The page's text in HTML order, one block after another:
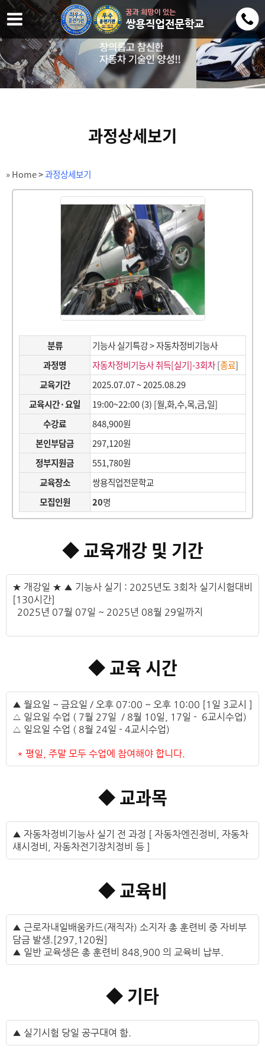
과정상세보기
» Home>과정상세보기
분류
기능사 실기특강 > 자동차정비기능사
과정명
자동차정비기능사 취득[실기]-3회차[종료]
교육기간
2025.07.07 ~ 2025.08.29
교육시간·요일
19:00~22:00 (3) [월,화,수,목,금,일]
수강료
848,900원
본인부담금
297,120원
정부지원금
551,780원
교육장소
쌍용직업전문학교
모집인원
20명
◆ 교육개강 및 기간
★ 개강일 ★ ▲ 기능사 실기 : 2025년도 3회차 실기시험대비
[130시간]
2025년 07월 07일 ~ 2025년 08월 29일까지
◆ 교육 시간
▲ 월요일 ~ 금요일 / 오후 07:00 ~ 오후 10:00 [1일 3교시 ]
△ 일요일 수업 ( 7월 27일 / 8월 10일, 17일 - 6교시수업)
△ 일요일 수업 ( 8월 24일 - 4교시수업)
* 평일, 주말 모두 수업에 참여해야 합니다.
◆ 교과목
▲ 자동차정비기능사 실기 전 과정 [ 자동차엔진정비, 자동차
섀시정비, 자동차전기장치정비 등 ]
◆ 교육비
▲ 근로자내일배움카드(재직자) 소지자 총 훈련비 중 자비부
담금 발생.[297,120원]
▲ 일반 교육생은 총 훈련비 848,900 의 교육비 납부.
◆ 기타
▲ 실기시험 당일 공구대여 함.